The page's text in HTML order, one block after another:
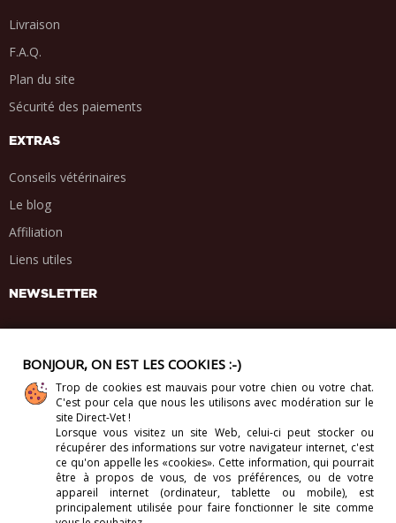
Livraison
F.A.Q.
Plan du site
Sécurité des paiements
EXTRAS
Conseils vétérinaires
Le blog
Affiliation
Liens utiles
NEWSLETTER
PARTAGE SOCIAL
. .
Copyright 2012-2026. Direct-Vet BV. Tous droits réservés.
BONJOUR, ON EST LES COOKIES :-)
Trop de cookies est mauvais pour votre chien ou votre chat.
C'est pour cela que nous les utilisons avec modération sur le
site Direct-Vet !
Lorsque vous visitez un site Web, celui-cipeut stocker ou
récupérer des informations sur votre navigateur internet, c'est
ce qu'on appelle les «cookies». Cette information, qui pourrait
être à propos de vous, de vos préférences, ou de votre
appareil internet (ordinateur, tablette ou mobile), est
principalement utilisée pour faire fonctionner le site comme